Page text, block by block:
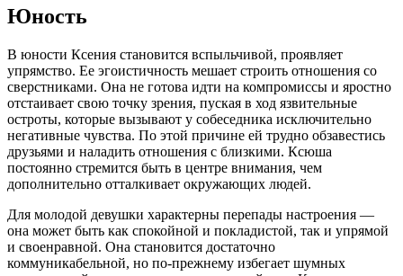
Юность
В юности Ксения становится вспыльчивой, проявляет
упрямство. Ее эгоистичность мешает строить отношения со
сверстниками. Она не готова идти на компромиссы и яростно
отстаивает свою точку зрения, пуская в ход язвительные
остроты, которые вызывают у собеседника исключительно
негативные чувства. По этой причине ей трудно обзавестись
друзьями и наладить отношения с близкими. Ксюша
постоянно стремится быть в центре внимания, чем
дополнительно отталкивает окружающих людей.
Для молодой девушки характерны перепады настроения —
она может быть как спокойной и покладистой, так и упрямой
и своенравной. Она становится достаточно
коммуникабельной, но по-прежнему избегает шумных